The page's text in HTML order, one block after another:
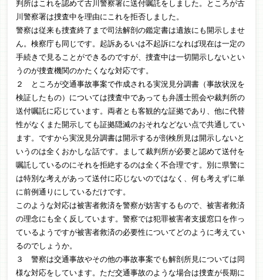
判所はこれを認めて古川警察署に送付嘱託をしました。ところが古
川警察署は捜査中を理由にこれを拒否しました。
警察は従来も捜査終了まで司法解剖の鑑定書は遺族にも開示しませ
ん。検察庁も同じです。起訴あるいは不起訴になれば現在は一定の
手続きで見ることができるのですが、捜査中は一切開示しないとい
うのが捜査機関のかたくなな対応です。
２ ところが交通事故事案で作成される実況見分調書（事故状況を
検証したもの）については捜査中であっても弁護士照会や裁判所の
送付嘱託に応じています。両者とも客観的な証拠であり、他に代替
性がなくまた開示しても証拠隠滅のおそれなどない点で共通してい
ます。ですから実況見分調書は開示するが剖検所見は開示しないと
いうのは全くおかしな話です。まして裁判所が必要と認めて送付を
嘱託しているのにそれを拒絶するのは全く不合理です。別に県警に
は特別な考えがあって送付に応じないのではなく、何も考えずに単
に前例通りにしているだけです。
このような対応は被害者救済を警察が妨害するもので、被害者救済
の理念にも全く反しています。警察では犯罪被害者支援窓口を作っ
ているようですが被害者救済の必要性についてどのように考えてい
るのでしょうか。
３ 警察は交通事故やその他の事故事案でも解剖所見については同
様な対応をしています。ただ交通事故のような場合は捜査が長期に